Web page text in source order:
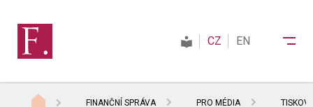
CZ EN
FINANČNÍ SPRÁVA PRO MÉDIA